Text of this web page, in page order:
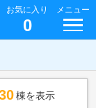
お気に入り
0
メニュー
棟を表示